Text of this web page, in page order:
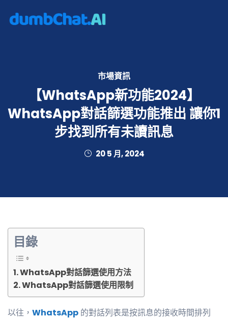
市場資訊
【WhatsApp新功能2024】
WhatsApp對話篩選功能推出 讓你1
步找到所有未讀訊息
20 5 月, 2024
目錄
WhatsApp對話篩選使用方法
WhatsApp對話篩選使用限制
以往， WhatsApp 的對話列表是按訊息的接收時間排列